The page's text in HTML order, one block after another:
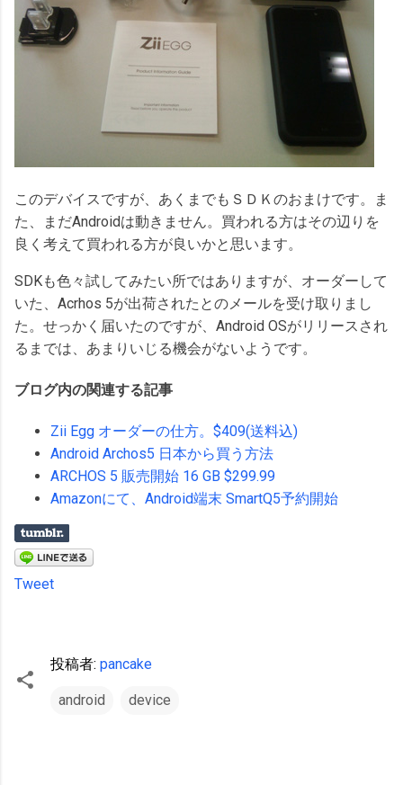
このデバイスですが、あくまでもＳＤＫのおまけです。ま
た、まだAndroidは動きません。買われる方はその辺りを
良く考えて買われる方が良いかと思います。
SDKも色々試してみたい所ではありますが、オーダーして
いた、Acrhos 5が出荷されたとのメールを受け取りまし
た。せっかく届いたのですが、Android OSがリリースされ
るまでは、あまりいじる機会がないようです。
ブログ内の関連する記事
Zii Egg オーダーの仕方。$409(送料込)
Android Archos5 日本から買う方法
ARCHOS 5 販売開始 16 GB $299.99
Amazonにて、Android端末 SmartQ5予約開始
Tweet
投稿者: pancake
android device